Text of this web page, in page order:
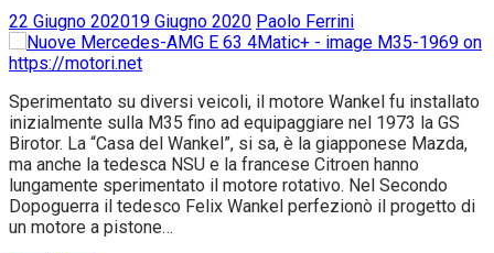
22 Giugno 202019 Giugno 2020 Paolo Ferrini
Sperimentato su diversi veicoli, il motore Wankel fu installato
inizialmente sulla M35 fino ad equipaggiare nel 1973 la GS
Birotor. La “Casa del Wankel”, si sa, è la giapponese Mazda,
ma anche la tedesca NSU e la francese Citroen hanno
lungamente sperimentato il motore rotativo. Nel Secondo
Dopoguerra il tedesco Felix Wankel perfezionò il progetto di
un motore a pistone…